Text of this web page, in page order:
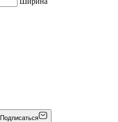
Подписаться